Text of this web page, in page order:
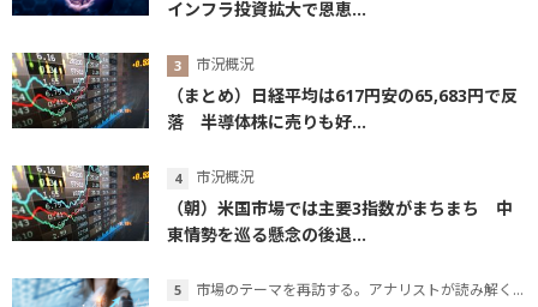
インフラ投資拡大で恩恵...
市況概況
（まとめ）日経平均は617円安の65,683円で反
落 半導体株に売りも好...
市況概況
（朝）米国市場では主要3指数がまちまち 中
東情勢を巡る懸念の後退...
市場のテーマを再訪する。アナリストが読み解くテーマの本質